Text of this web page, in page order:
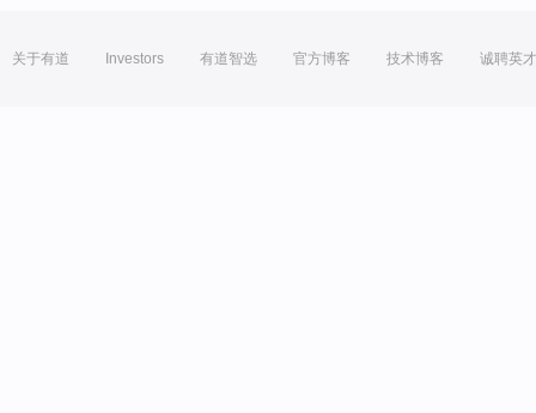
关于有道 Investors 有道智选 官方博客 技术博客 诚聘英才